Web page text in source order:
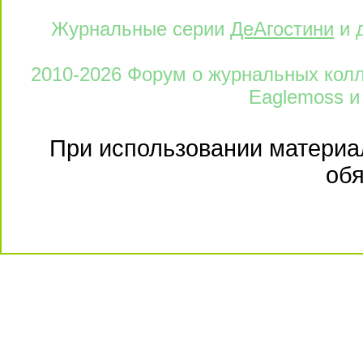
Журнальные серии ДеАгостини и
2010-2026 Форум о журнальных
Eaglemoss и
При использовании